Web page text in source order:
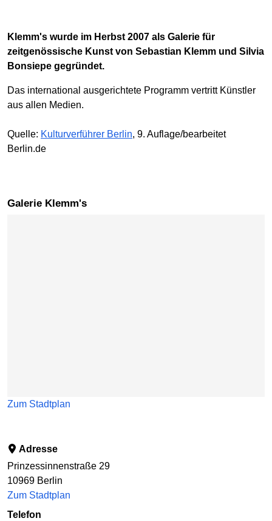
Klemm's wurde im Herbst 2007 als Galerie für
zeitgenössische Kunst von Sebastian Klemm und Silvia
Bonsiepe gegründet.
Das international ausgerichtete Programm vertritt Künstler
aus allen Medien.
Quelle: Kulturverführer Berlin, 9. Auflage/bearbeitet
Berlin.de
Galerie Klemm's
Zum Stadtplan
Adresse
Prinzessinnenstraße 29
10969 Berlin
Zum Stadtplan
Telefon